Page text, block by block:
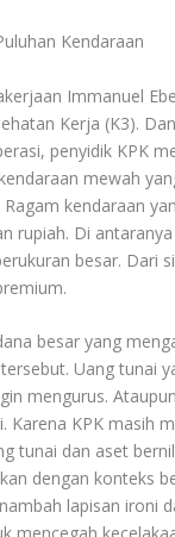
Kendaraan
Immanuel
Kerja (K3).
penyidik KPK
mewah
kendaraan
rupiah. Di
besar.
besar yang
Uang tunai
mengurus.
Karena KPK masih
tunai dan aset
dengan konteks
lapisan ironi